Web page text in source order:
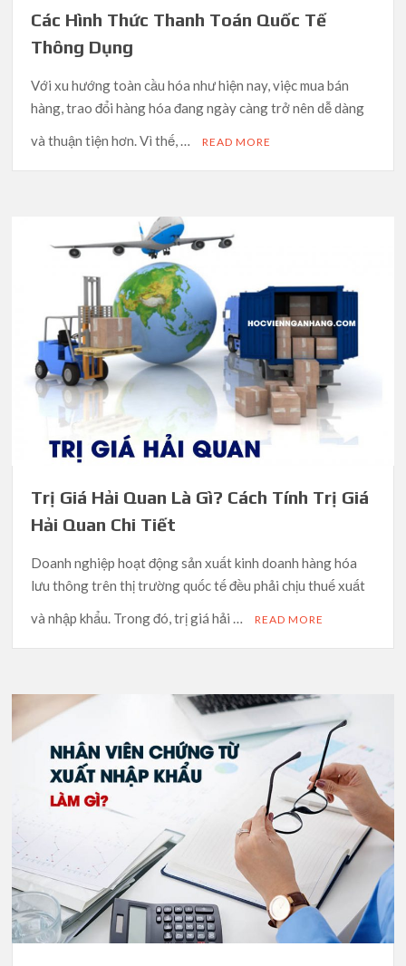
Các Hình Thức Thanh Toán Quốc Tế
Thông Dụng
Với xu hướng toàn cầu hóa như hiện nay, việc mua bán
hàng, trao đổi hàng hóa đang ngày càng trở nên dễ dàng
và thuận tiện hơn. Vì thế, …
READ MORE
Trị Giá Hải Quan Là Gì? Cách Tính Trị Giá
Hải Quan Chi Tiết
Doanh nghiệp hoạt động sản xuất kinh doanh hàng hóa
lưu thông trên thị trường quốc tế đều phải chịu thuế xuất
và nhập khẩu. Trong đó, trị giá hải …
READ MORE